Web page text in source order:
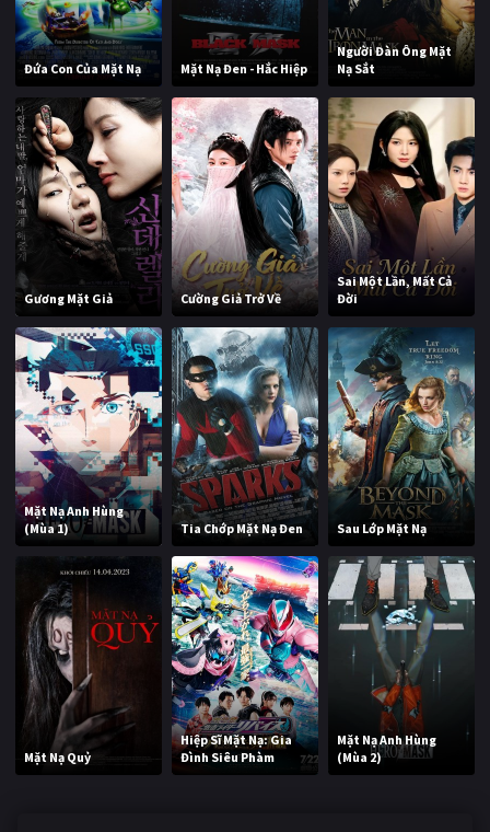
Đứa Con Của Mặt Nạ Mặt Nạ Đen - Hắc Hiệp
Người Đàn Ông Mặt
Nạ Sắt
Gương Mặt Giả Cường Giả Trở Về
Sai Một Lần, Mất Cả
Đời
Mặt Nạ Anh Hùng
(Mùa 1)
Tia Chớp Mặt Nạ Đen Sau Lớp Mặt Nạ
Mặt Nạ Quỷ
Hiệp Sĩ Mặt Nạ: Gia
Đình Siêu Phàm
Mặt Nạ Anh Hùng
(Mùa 2)